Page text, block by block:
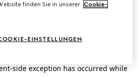
-side exception has occurred while
finden Sie in unserer Cookie-
EINSTELLUNGEN